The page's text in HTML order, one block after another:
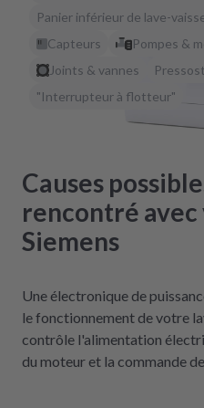
Panier inférieur de lave-
Capteurs
Pompes &
Joints & vannes
"Interrupteur à flotteur"
Causes
rencontré
Siemens
Une électronique de
le fonctionnement de votre
contrôle l'alimentation
du moteur et la commande